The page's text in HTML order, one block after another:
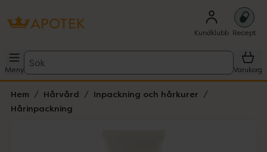
Kundklubb Recept
Meny
Sök
Varukorg
Hem Hårvård
Inpackning och hårkurer
Hårinpackning